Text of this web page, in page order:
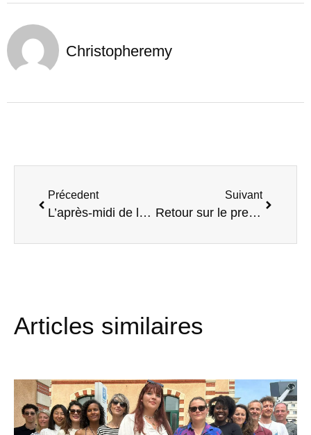
Christopheremy
Précedent
L’après-midi de la création d’entreprise arrive à grands pas !
Suivant
Retour sur le premier Dimanche Okay de la saison !
Articles similaires